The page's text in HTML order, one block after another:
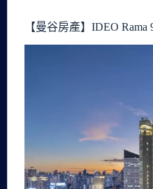
【曼谷房產】IDEO Rama